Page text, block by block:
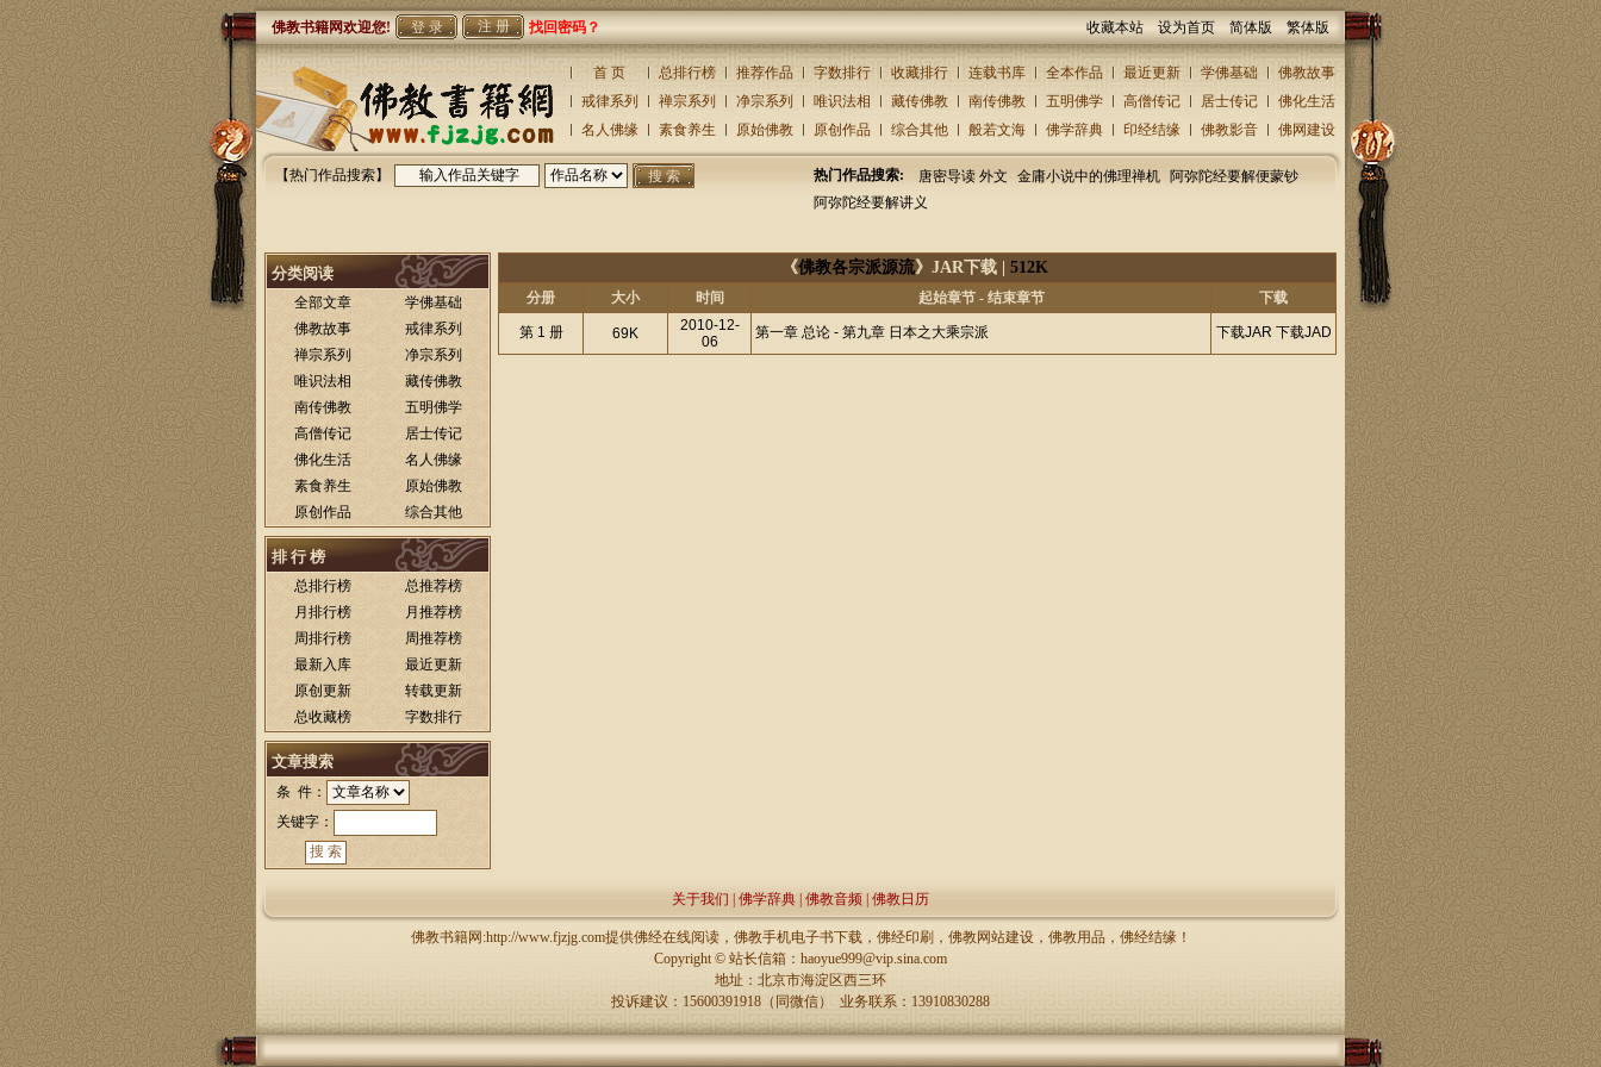
佛教书籍网欢迎您! 注 册 找回密码？ 收藏本站 设为首页 简体版 繁体版
首 页 总排行榜 推荐作品 字数排行 收藏排行 连载书库 全本作品 最近更新 学佛基础
佛教故事
戒律系列
禅宗系列 净宗系列 唯识法相 藏传佛教 南传佛教 五明佛学 高僧传记 居士传记
佛化生活
名人佛缘
素食养生 原始佛教 原创作品 综合其他 般若文海 佛学辞典 印经结缘 佛教影音 佛网建设
【热门作品搜索】 热门作品搜索: 唐密导读 外文 金庸小说中的佛理禅机
阿弥陀经要解便蒙钞
阿弥陀经要解讲义
分类阅读
全部文章
学佛基础
佛教故事
戒律系列
禅宗系列
净宗系列
唯识法相
藏传佛教
南传佛教
五明佛学
高僧传记
居士传记
佛化生活
名人佛缘
素食养生
原始佛教
原创作品
综合其他
排 行 榜
总排行榜
总推荐榜
月排行榜
月推荐榜
周排行榜
周推荐榜
最新入库
最近更新
原创更新
转载更新
总收藏榜
字数排行
文章搜索
条 件：
关键字：
《佛教各宗派源流》JAR下载 | 512K
分册 大小 时间 起始章节 - 结束章节 下载
第 1 册 69K
2010-12-
06
第一章 总论 - 第九章 日本之大乘宗派 下载JAR 下载JAD
关于我们 佛学辞典 佛教音频 佛教日历
佛教书籍网:http://www.fjzjg.com提供佛经在线阅读，佛教手机电子书下载，佛经印刷，佛教网站建设，佛教用品，佛经结缘！
Copyright © 站长信箱：haoyue999@vip.sina.com
地址：北京市海淀区西三环
投诉建议：15600391918（同微信） 业务联系：13910830288